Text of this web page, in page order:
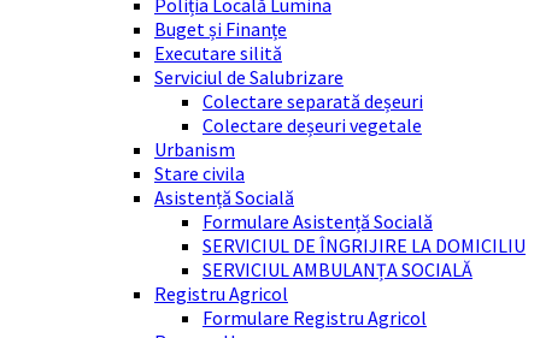
Poliția Locală Lumina
Buget și Finanțe
Executare silită
Serviciul de Salubrizare
Colectare separată deșeuri
Colectare deșeuri vegetale
Urbanism
Stare civila
Asistență Socială
Formulare Asistență Socială
SERVICIUL DE ÎNGRIJIRE LA DOMICILIU
SERVICIUL AMBULANȚA SOCIALĂ
Registru Agricol
Formulare Registru Agricol